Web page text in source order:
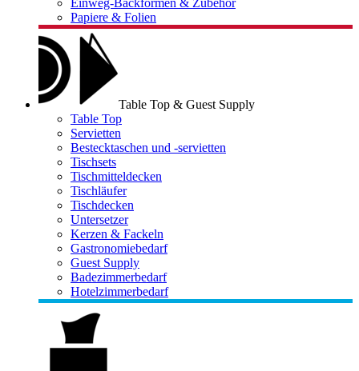
Einweg-Backformen & Zubehör
Papiere & Folien
Table Top & Guest Supply
Table Top
Servietten
Bestecktaschen und -servietten
Tischsets
Tischmitteldecken
Tischläufer
Tischdecken
Untersetzer
Kerzen & Fackeln
Gastronomiebedarf
Guest Supply
Badezimmerbedarf
Hotelzimmerbedarf